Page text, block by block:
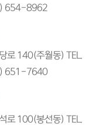
654-8962
로 140(주월동) TEL.
651-7640
로 100(봉선동) TEL.